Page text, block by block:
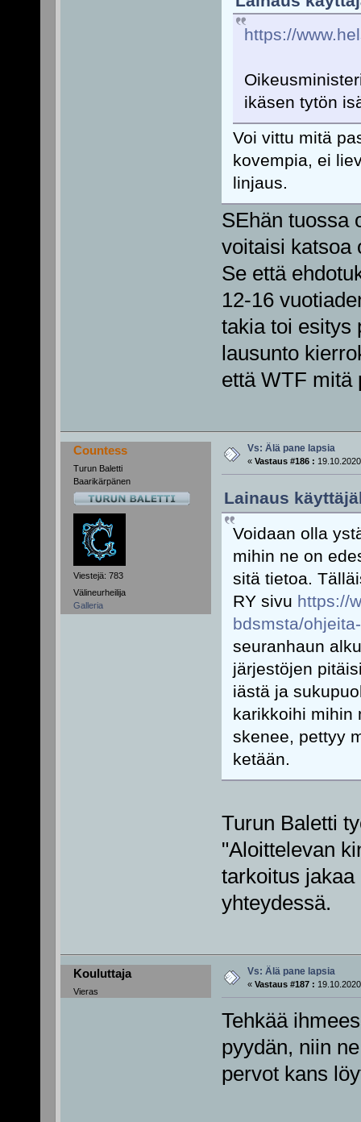
https://
ikäsen tytön
Voi vittu mitä
kovempia, ei
linjaus.
SEhän tuossa
voitaisi katsoa
Se että
12-16
takia toi esitys
lausunto
että WTF mitä
Countess
Turun Baletti
Baarikärpänen
Viestejä: 783
Välineurheilija
Galleria
Vs: Älä pane lapsia
« Vastaus #186 :
Lainaus
Voidaan olla
mihin ne on
sitä tietoa.
RY sivu https://
bdsmsta/
seuranhaun
järjestöjen
iästä ja
karikkoihi mihin
skenee, pettyy
ketään.
Turun Baletti
"Aloittelevan
tarkoitus
yhteydessä.
Kouluttaja
Vieras
Vs: Älä pane lapsia
« Vastaus #187 :
Tehkää
pyydän, niin
pervot kans